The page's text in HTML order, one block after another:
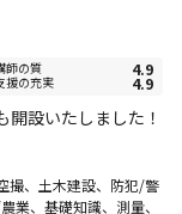
師の質 4.9
援の充実 4.9
開設いたしました！
撮、土木建設、防犯/警
業、基礎知識、測量、